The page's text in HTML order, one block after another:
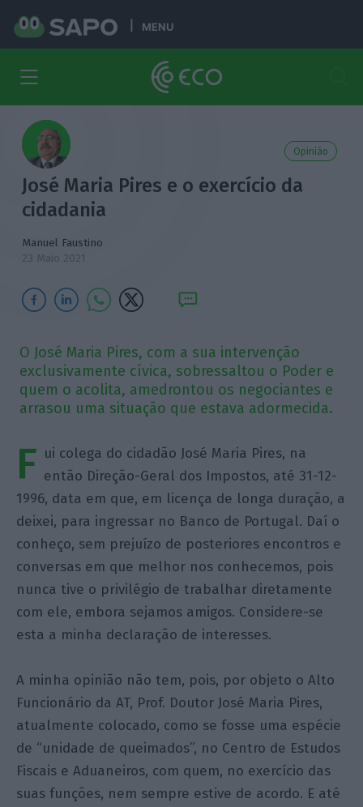
MENU
Opinião
José Maria Pires e o exercício da
cidadania
Manuel Faustino
23 Maio 2021
O José Maria Pires, com a sua intervenção
exclusivamente cívica, sobressaltou o Poder e
quem o acolita, amedrontou os negociantes e
arrasou uma situação que estava adormecida.
F ui colega do cidadão José Maria Pires, na
então Direção-Geral dos Impostos, até 31-12-
1996, data em que, em licença de longa duração, a
deixei, para ingressar no Banco de Portugal. Daí o
conheço, sem prejuízo de posteriores encontros e
conversas em que melhor nos conhecemos, pois
nunca tive o privilégio de trabalhar diretamente
com ele, embora sejamos amigos. Considere-se
esta a minha declaração de interesses.
A minha opinião não tem, pois, por objeto o Alto
Funcionário da AT, Prof. Doutor José Maria Pires,
atualmente colocado, como se fosse uma espécie
de “unidade de queimados”, no Centro de Estudos
Fiscais e Aduaneiros, com quem, no exercício das
suas funções, nem sempre estive de acordo. E até